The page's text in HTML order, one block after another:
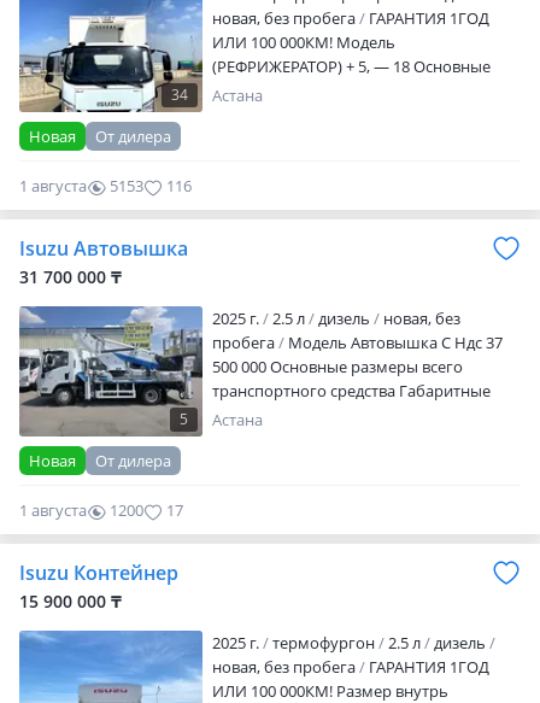
34
новая, без пробега
ГАРАНТИЯ 1ГОД
ИЛИ 100 000КМ! Модель
(РЕФРИЖЕРАТОР) + 5, — 18 Основные
размеры всего транспортного средства
Двигатель Модель JE493ZLQ6K Рабочий
Астана
Новая
От дилера
1 августа 5153 116
Isuzu Автовышка
31 700 000 ₸
5
2025 г. 2.5 л дизель
новая, без
пробега
Модель Автовышка С Ндс 37
500 000 Основные размеры всего
транспортного средства Габаритные
размеры 5980х1955х2215 Собственный
Номинальная мощность 152 Коробка
передач механическая Размер колес и
Астана
Новая
От дилера
1 августа 1200 17
Isuzu Контейнер
15 900 000 ₸
2025 г. термофургон 2.5 л
дизель
новая, без пробега
ГАРАНТИЯ 1ГОД
ИЛИ 100 000КМ! Размер внутрь